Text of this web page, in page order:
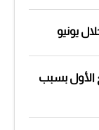
4.6% في الربع الأول بسبب